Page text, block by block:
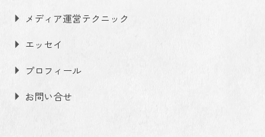
メディア運営テクニック
エッセイ
プロフィール
お問い合せ